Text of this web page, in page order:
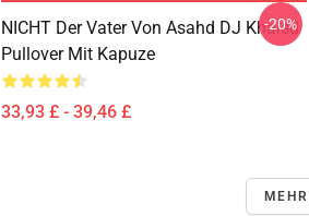
NICHT Der Vater Von Asahd DJ Khaled
Pullover Mit Kapuze
33,93 £ - 39,46 £
-20%